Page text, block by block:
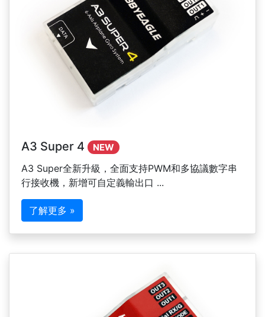
A3 Super 4 NEW
A3 Super全新升級，全面支持PWM和多協議數字串
行接收機，新增可自定義輸出口 ...
了解更多 »